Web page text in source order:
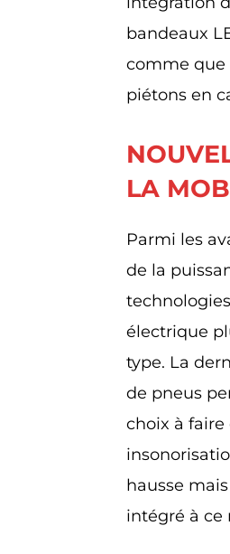
bandeaux
comme que
piétons en
LA
Parmi les
de la
électrique
type. La
de pneus
choix à faire
hausse
intégré à ce